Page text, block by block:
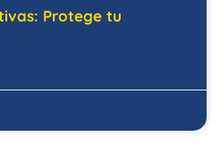
Protege tu